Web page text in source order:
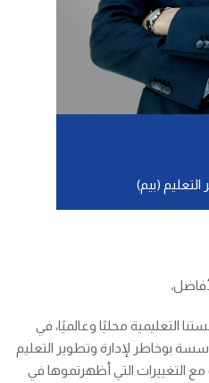
(بيم)
التعليمية محليًا وعالميًا، في
بوخاطر لإدارة وتطوير التعليم
التغييرات التي أظهرتموها في